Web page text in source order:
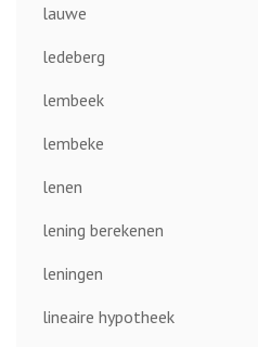
lauwe
ledeberg
lembeek
lembeke
lenen
lening berekenen
leningen
lineaire hypotheek